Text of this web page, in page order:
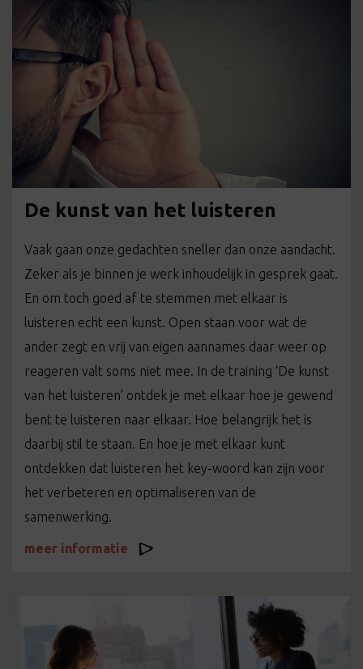
De kunst van het luisteren
Vaak gaan onze gedachten sneller dan onze aandacht.
Zeker als je binnen je werk inhoudelijk in gesprek gaat.
En om toch goed af te stemmen met elkaar is
luisteren echt een kunst. Open staan voor wat de
ander zegt en vrij van eigen aannames daar weer op
reageren valt soms niet mee. In de training ‘De kunst
van het luisteren’ ontdek je met elkaar hoe je gewend
bent te luisteren naar elkaar. Hoe belangrijk het is
daarbij stil te staan. En hoe je met elkaar kunt
ontdekken dat luisteren het key-woord kan zijn voor
het verbeteren en optimaliseren van de
samenwerking.
meer informatie